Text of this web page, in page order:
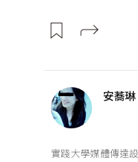
安蕎琳
實踐大學媒體傳達